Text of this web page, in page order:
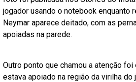
jogador usando o notebook enquanto
Neymar aparece deitado, com as
apoiadas na parede.
Outro ponto que chamou a atenção
estava apoiado na região da virilha do